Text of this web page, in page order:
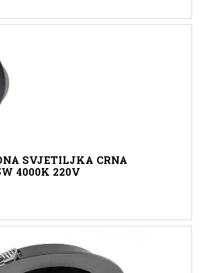
SVJETILJKA CRNA
4000K 220V